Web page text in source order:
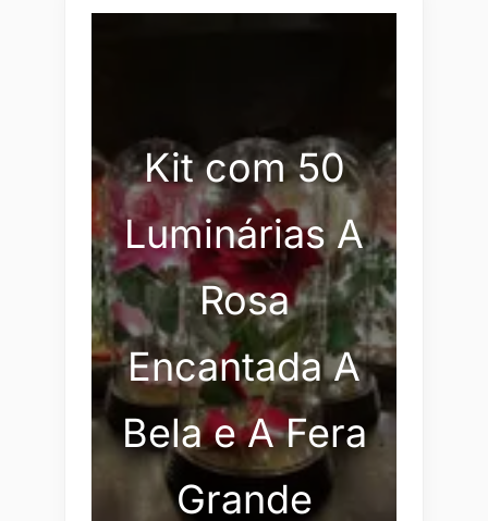
Kit com 50
Luminárias A
Rosa
Encantada A
Bela e A Fera
Grande